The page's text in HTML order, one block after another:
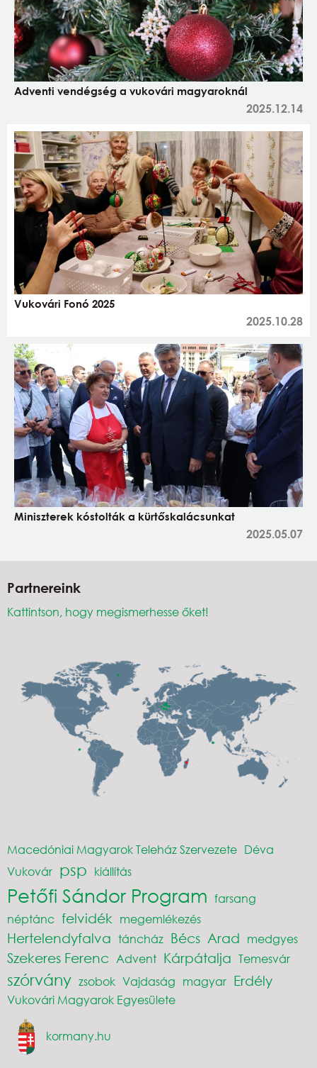
Adventi vendégség a vukovári magyaroknál
2025.12.14
Vukovári Fonó 2025
2025.10.28
Miniszterek kóstolták a kürtőskalácsunkat
2025.05.07
Partnereink
Kattintson, hogy megismerhesse őket!
Macedóniai Magyarok Teleház Szervezete Déva
Vukovár psp kiállítás
Petőfi Sándor Program farsang
néptánc felvidék megemlékezés
Hertelendyfalva táncház Bécs Arad medgyes
Szekeres Ferenc Advent Kárpátalja Temesvár
szórvány zsobok Vajdaság magyar Erdély
Vukovári Magyarok Egyesülete
kormany.hu